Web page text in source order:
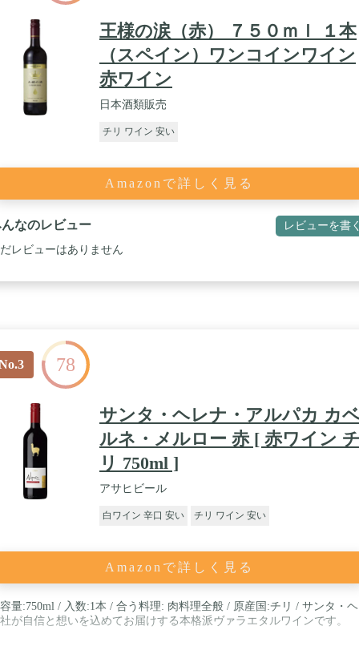
王様の涙（赤） ７５０ｍｌ １本
（スペイン）ワンコインワイン
赤ワイン
日本酒類販売
チリ ワイン 安い
Amazonで詳しく見る
なのレビュー レビューを書
レビューはありません
78
サンタ・ヘレナ・アルパカ カ
ルネ・メルロー 赤 [ 赤ワイン
リ 750ml ]
アサヒビール
白ワイン 辛口 安い チリ ワイン 安い
Amazonで詳しく見る
量:750ml / 入数:1本 / 合う料理: 肉料理全般 / 原産国:チリ / サンタ・
が自信と想いを込めてお届けする本格派ヴァラエタルワインです。